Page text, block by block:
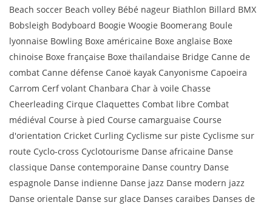
Beach soccer Beach volley Bébé nageur Biathlon Billard BMX
Bobsleigh Bodyboard Boogie Woogie Boomerang Boule
lyonnaise Bowling Boxe américaine Boxe anglaise Boxe
chinoise Boxe française Boxe thaïlandaise Bridge Canne de
combat Canne défense Canoë kayak Canyonisme Capoeira
Carrom Cerf volant Chanbara Char à voile Chasse
Cheerleading Cirque Claquettes Combat libre Combat
médiéval Course à pied Course camarguaise Course
d'orientation Cricket Curling Cyclisme sur piste Cyclisme sur
route Cyclo-cross Cyclotourisme Danse africaine Danse
classique Danse contemporaine Danse country Danse
espagnole Danse indienne Danse jazz Danse modern jazz
Danse orientale Danse sur glace Danses caraïbes Danses de